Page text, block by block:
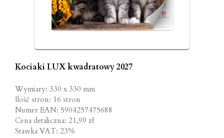
Kociaki LUX kwadratowy 2027
Wymiary: 330 x 330 mm
Ilość stron: 16 stron
Numer EAN: 5904257475688
Cena detaliczna: 21,99 zł
Stawka VAT: 23%